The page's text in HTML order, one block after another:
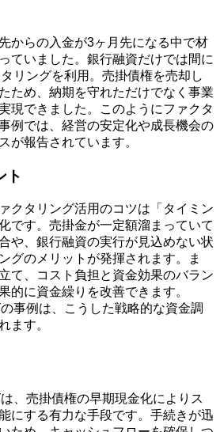
からの入金が3ヶ月先になる中で材
ていました。銀行融資だけでは間に
リングを利用。売掛債権を売却し
ため、納期を守れただけでなく事業
現できました。このようにファクタ
例では、経営の安定化や成長機会の
が報告されています。
ト
クタリング活用のコツは「タイミン
です。売掛金が一定額溜まっていて
や、銀行融資の実行が見込めない状
グのメリットが発揮されます。ま
て、コスト負担と資金効果のバラン
的に資金繰りを改善できます。
事例は、こうした戦略的な資金調
ます。
、売掛債権の早期現金化によりス
にする有力な手段です。手続きが迅